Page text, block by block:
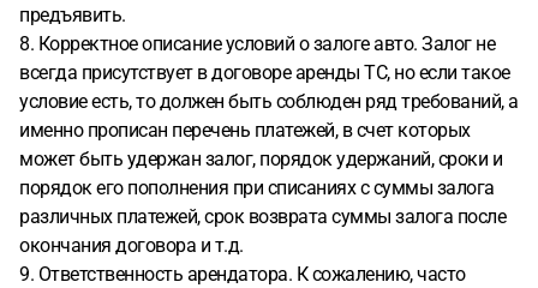
предъявить.
8. Корректное описание условий о залоге авто. Залог не
всегда присутствует в договоре аренды ТС, но если такое
условие есть, то должен быть соблюден ряд требований, а
именно прописан перечень платежей, в счет которых
может быть удержан залог, порядок удержаний, сроки и
порядок его пополнения при списаниях с суммы залога
различных платежей, срок возврата суммы залога после
окончания договора и т.д.
9. Ответственность арендатора. К сожалению, часто